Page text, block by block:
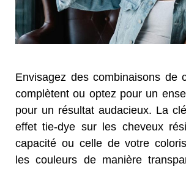
Envisagez des combinaisons de
complètent ou optez pour un
pour un résultat audacieux. La
effet tie-dye sur les cheveux
capacité ou celle devotre
les couleurs de manière